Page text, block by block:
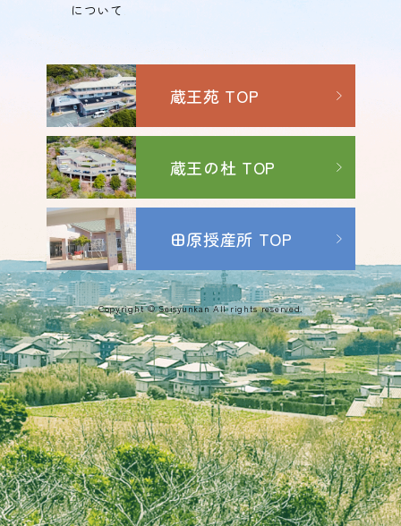
について
蔵王苑 TOP
蔵王の杜 TOP
田原授産所 TOP
Copyright © Seisyunkan All rights reserved.